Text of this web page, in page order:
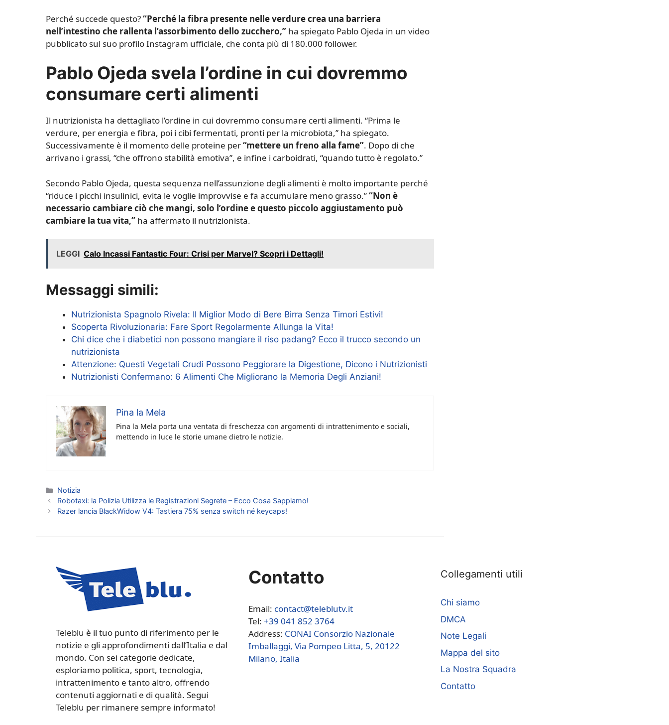
Perché succede questo?“Perché la fibra presente nelle verdure crea una barriera
nell’intestino che rallenta l’assorbimento dello zucchero,” ha spiegato Pablo Ojeda in un video
pubblicato sul suo profilo Instagram ufficiale, che conta più di 180.000 follower.
Pablo Ojeda svela l’ordine in cui dovremmo
consumare certi alimenti
Il nutrizionista ha dettagliato l’ordine in cui dovremmo consumare certi alimenti. “Prima le
verdure, per energia e fibra, poi i cibi fermentati, pronti per la microbiota,” ha spiegato.
Successivamente è il momento delle proteine per“mettere un freno alla fame”. Dopo di che
arrivano i grassi, “che offrono stabilità emotiva”, e infine i carboidrati, “quando tutto è regolato.”
Secondo Pablo Ojeda, questa sequenza nell’assunzione degli alimenti è molto importante perché
“riduce i picchi insulinici, evita le voglie improvvise e fa accumulare meno grasso.”“Non è
necessario cambiare ciò che mangi, solo l’ordine e questo piccolo aggiustamento può
cambiare la tua vita,” ha affermato il nutrizionista.
LEGGI Calo Incassi Fantastic Four: Crisi per Marvel? Scopri i Dettagli!
Messaggi simili:
Nutrizionista Spagnolo Rivela: Il Miglior Modo di Bere Birra Senza Timori Estivi!
Scoperta Rivoluzionaria: Fare Sport Regolarmente Allunga la Vita!
Chi dice che i diabetici non possono mangiare il riso padang? Ecco il trucco secondo un
nutrizionista
Attenzione: Questi Vegetali Crudi Possono Peggiorare la Digestione, Dicono i Nutrizionisti
Nutrizionisti Confermano: 6 Alimenti Che Migliorano la Memoria Degli Anziani!
Pina la Mela
Pina la Mela porta una ventata di freschezza con argomenti di intrattenimento e sociali,
mettendo in luce le storie umane dietro le notizie.
Categorie
Notizia
Robotaxi: la Polizia Utilizza le Registrazioni Segrete – Ecco Cosa Sappiamo!
Razer lancia BlackWidow V4: Tastiera 75% senza switch né keycaps!
Teleblu è il tuo punto di riferimento per le
notizie e gli approfondimenti dall’Italia e dal
mondo. Con sei categorie dedicate,
esploriamo politica, sport, tecnologia,
intrattenimento e tanto altro, offrendo
contenuti aggiornati e di qualità. Segui
Teleblu per rimanere sempre informato!
Contatto
Email: contact@teleblutv.it
Tel: +39 041 852 3764
Address: CONAI Consorzio Nazionale
Imballaggi, Via Pompeo Litta, 5, 20122
Milano, Italia
Collegamenti utili
Chi siamo
DMCA
Note Legali
Mappa del sito
La Nostra Squadra
Contatto